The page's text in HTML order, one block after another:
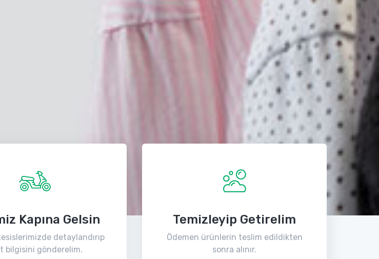
Kapına Gelsin
detaylandırıp
bilgisini gönderelim.
Temizleyip Getirelim
Ödemen ürünlerin teslim edildikten
sonra alınır.